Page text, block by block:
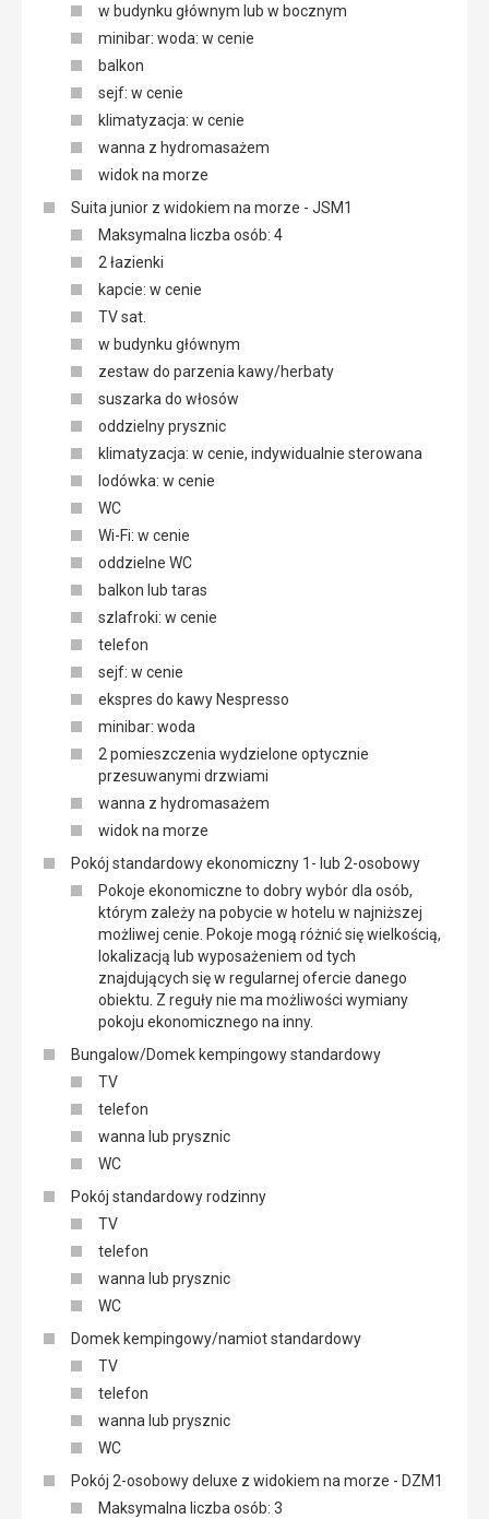
w budynku głównym lub w bocznym
minibar: woda: w cenie
balkon
sejf: w cenie
klimatyzacja: w cenie
wanna z hydromasażem
widok na morze
Suita junior z widokiem na morze - JSM1
Maksymalna liczba osób: 4
2 łazienki
kapcie: w cenie
TV sat.
w budynku głównym
zestaw do parzenia kawy/herbaty
suszarka do włosów
oddzielny prysznic
klimatyzacja: w cenie, indywidualnie sterowana
lodówka: w cenie
WC
Wi-Fi: w cenie
oddzielne WC
balkon lub taras
szlafroki: w cenie
telefon
sejf: w cenie
ekspres do kawy Nespresso
minibar: woda
2 pomieszczenia wydzielone optycznie
przesuwanymi drzwiami
wanna z hydromasażem
widok na morze
Pokój standardowy ekonomiczny 1- lub 2-osobowy
Pokoje ekonomiczne to dobry wybór dla osób,
którym zależy na pobycie w hotelu w najniższej
możliwej cenie. Pokoje mogą różnić się wielkością,
lokalizacją lub wyposażeniem od tych
znajdujących się w regularnej ofercie danego
obiektu. Z reguły nie ma możliwości wymiany
pokoju ekonomicznego na inny.
Bungalow/Domek kempingowy standardowy
TV
telefon
wanna lub prysznic
WC
Pokój standardowy rodzinny
TV
telefon
wanna lub prysznic
WC
Domek kempingowy/namiot standardowy
TV
telefon
wanna lub prysznic
WC
Pokój 2-osobowy deluxe z widokiem na morze - DZM1
Maksymalna liczba osób: 3